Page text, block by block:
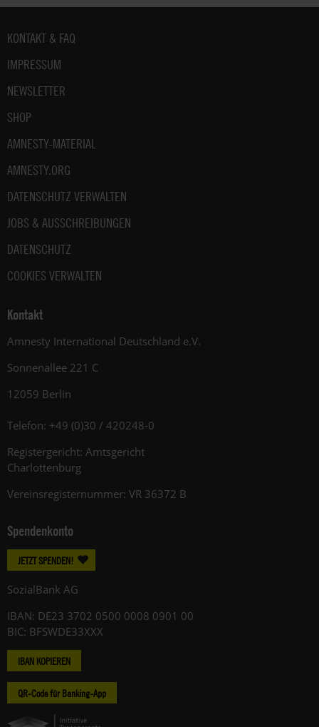
Fußbereich
KONTAKT & FAQ
IMPRESSUM
NEWSLETTER
SHOP
AMNESTY-MATERIAL
AMNESTY.ORG
DATENSCHUTZ VERWALTEN
JOBS & AUSSCHREIBUNGEN
DATENSCHUTZ
COOKIES VERWALTEN
Kontakt
Amnesty International Deutschland e.V.
Sonnenallee 221 C
12059 Berlin
Telefon: +49 (0)30 / 420248-0
Registergericht: Amtsgericht
Charlottenburg
Vereinsregisternummer: VR 36372 B
Spendenkonto
JETZT SPENDEN!
SozialBank AG
IBAN: DE23 3702 0500 0008 0901 00
BIC: BFSWDE33XXX
IBAN KOPIEREN
QR-Code für Banking-App